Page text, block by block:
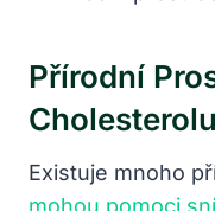
Přírodní
Cholesterolu
Existuje mnoho
mohou pomoci